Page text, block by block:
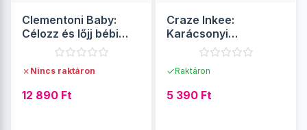
Clementoni Baby:
Célozz és lőjj bébi
focikapu hanggal
✗ Nincs raktáron
12 890 Ft
Craze Inkee:
Karácsonyi
fürdőjáték szett
✓Raktáron
5 390 Ft